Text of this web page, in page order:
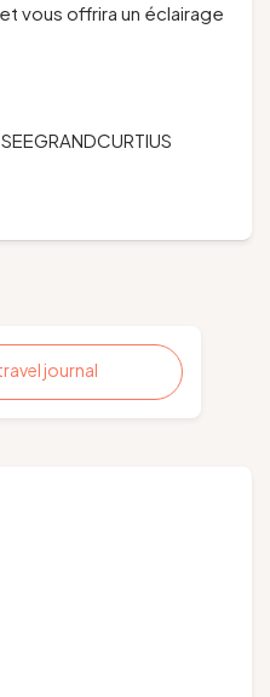
vous offrira un éclairage
journal